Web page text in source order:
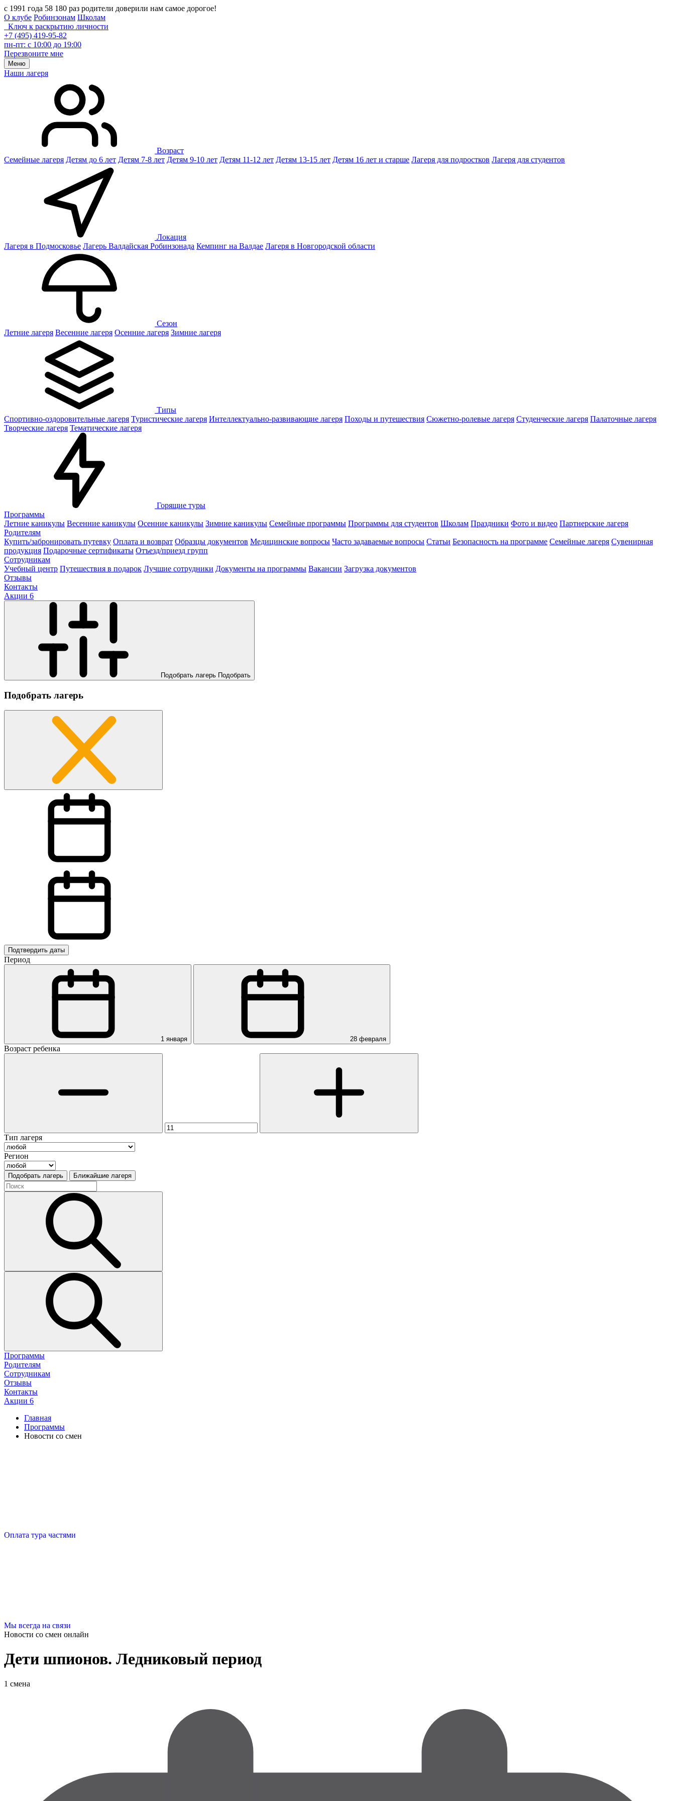
с 1991 года 58 180 раз родители доверили нам самое дорогое!
О клубе Робинзонам Школам
Ключ к раскрытию личности
+7 (495) 419-95-82
пн-пт: с 10:00 до 19:00
Перезвоните мне
Меню
Наши лагеря
Возраст
Семейные лагеря Детям до 6 лет Детям 7-8 лет Детям 9-10 лет Детям 11-12 лет Детям 13-15 лет Детям 16 лет и старше Лагеря для подростков Лагеря для студентов
Локация
Лагеря в Подмосковье Лагерь Валдайская Робинзонада Кемпинг на Валдае Лагеря в Новгородской области
Сезон
Летние лагеря Весенние лагеря Осенние лагеря Зимние лагеря
Типы
Спортивно-оздоровительные лагеря Туристические лагеря Интеллектуально-развивающие лагеря Походы и путешествия Сюжетно-ролевые лагеря Студенческие лагеря Палаточные лагеря
Творческие лагеря Тематические лагеря
Горящие туры
Программы
Летние каникулы Весенние каникулы Осенние каникулы Зимние каникулы Семейные программы Программы для студентов Школам Праздники Фото и видео Партнерские лагеря
Родителям
Купить/забронировать путевку Оплата и возврат Образцы документов Медицинские вопросы Часто задаваемые вопросы Статьи Безопасность на программе Семейные лагеря Сувенирная
продукция Подарочные сертификаты Отъезд/приезд групп
Сотрудникам
Учебный центр Путешествия в подарок Лучшие сотрудники Документы на программы Вакансии Загрузка документов
Отзывы
Контакты
Акции 6
Подобрать лагерь Подобрать
Подобрать лагерь
Подтвердить даты
Период
1 января 28 февраля
Возраст ребенка
Тип лагеря
Регион
Подобрать лагерь Ближайшие лагеря
Программы
Родителям
Сотрудникам
Отзывы
Контакты
Акции 6
Главная
Программы
Новости со смен
Оплата тура частями
Мы всегда на связи
Новости со смен онлайн
Дети шпионов. Ледниковый период
1 смена